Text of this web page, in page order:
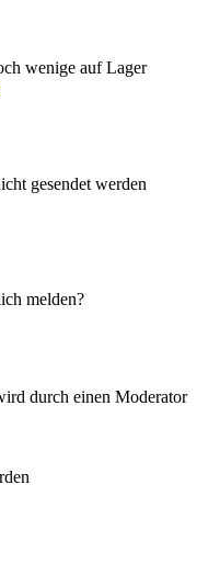
wenige auf Lager
gesendet werden
melden?
durch einen Moderator